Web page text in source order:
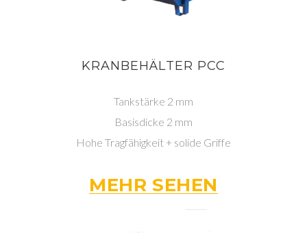
KRANBEHÄLTER PCC
Tankstärke 2 mm
Basisdicke 2 mm
Hohe Tragfähigkeit + solide Griffe
MEHR SEHEN